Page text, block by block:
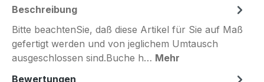
Beschreibung
Bitte beachtenSie, daß diese Artikel für Sie auf Maß
gefertigt werden und von jeglichem Umtausch
ausgeschlossen sind.Buche h… Mehr
Bewertungen